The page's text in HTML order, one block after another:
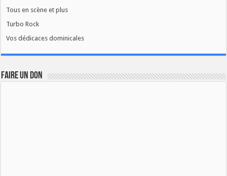
Tous en scène et plus
Turbo Rock
Vos dédicaces dominicales
FAIRE UN DON